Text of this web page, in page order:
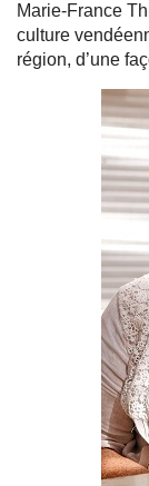
Marie-France
culture
région, d’une